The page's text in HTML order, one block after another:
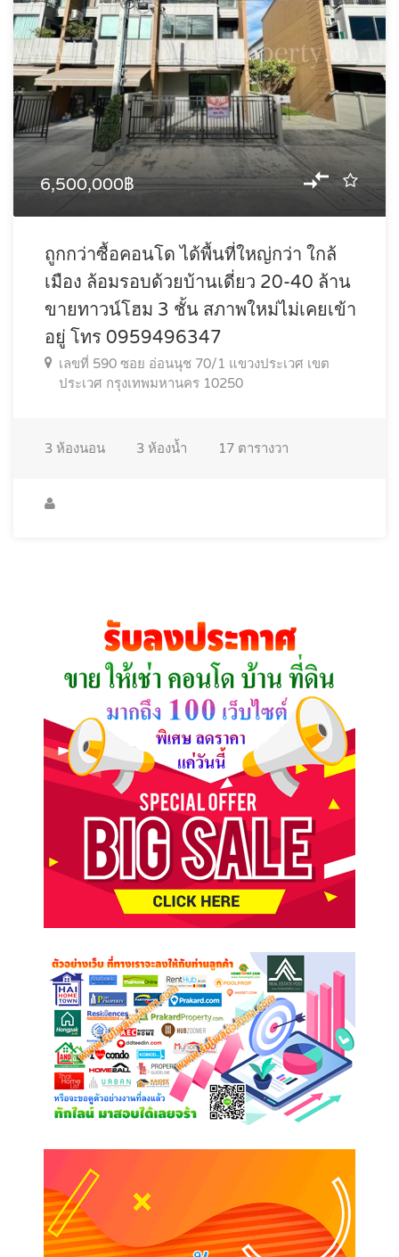
6,500,000฿
ถูกกว่าซื้อคอนโด ได้พื้นที่ใหญ่กว่า ใกล้
เมือง ล้อมรอบด้วยบ้านเดี่ยว 20-40 ล้าน
ขายทาวน์โฮม 3 ชั้น สภาพใหม่ไม่เคยเข้า
อยู่ โทร 0959496347
เลขที่ 590 ซอย อ่อนนุช 70/1 แขวงประเวศ เขต
ประเวศ กรุงเทพมหานคร 10250
3 ห้องนอน 3 ห้องน้ำ 17 ตารางวา